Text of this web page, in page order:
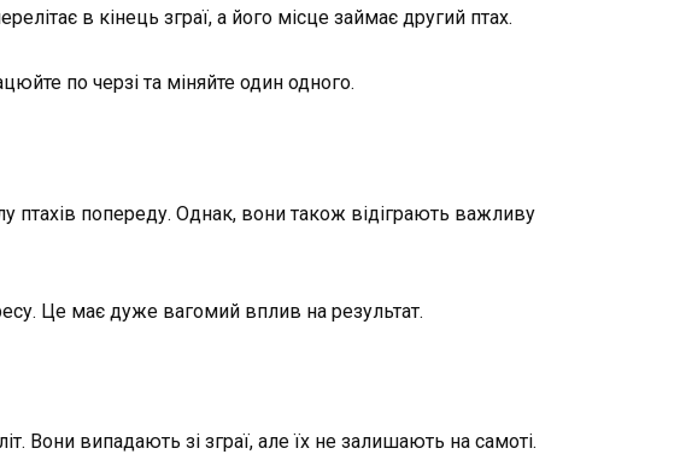
в кінець зграї, а його місце займає другий птах.
по черзі та міняйте один одного.
птахів попереду. Однак, вони також відіграють важливу
Це має дуже вагомий вплив на результат.
Вони випадають зі зграї, але їх не залишають на самоті.